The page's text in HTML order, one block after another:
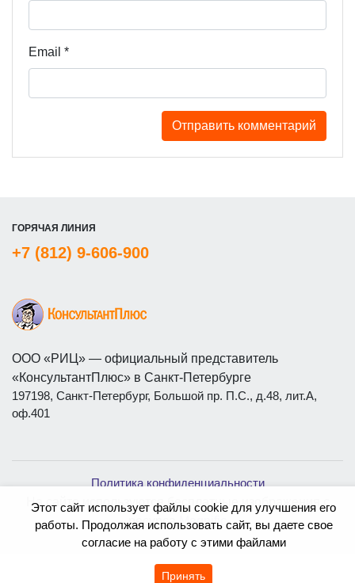
Email *
ГОРЯЧАЯ ЛИНИЯ
+7 (812) 9-606-900
ООО «РИЦ» — официальный представитель
«КонсультантПлюс» в Санкт-Петербурге
197198, Санкт-Петербург, Большой пр. П.С., д.48, лит.А,
оф.401
Политика конфиденциальности
На сайте используются бесплатные изображения с
ресурсаMagnific
Этот сайт использует файлы cookie для улучшения его
работы. Продолжая использовать сайт, вы даете свое
согласие на работу с этими файлами
Принять